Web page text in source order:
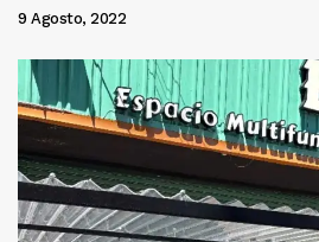
9 Agosto, 2022